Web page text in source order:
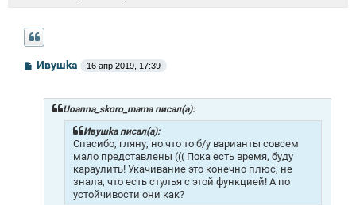
СИвушkа 16 апр 2019, 17:39
Uoanna_skoro_mama писал(а):
Ивушkа писал(а):
Спасибо, гляну, но что то б/у варианты совсем
мало представлены ((( Пока есть время, буду
караулить! Укачивание это конечно плюс, не
знала, что есть стулья с этой функцией! А по
устойчивости они как?